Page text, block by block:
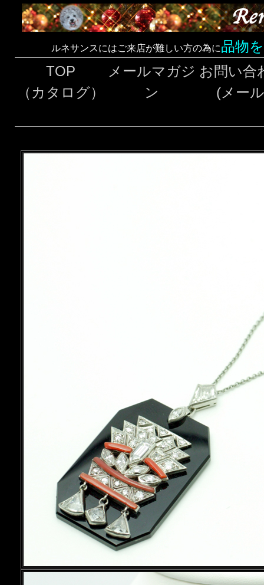
ルネサンスにはご来店が難しい方の為に品物
TOP
（カタログ）
メールマガジ
ン
お問い合
(メー